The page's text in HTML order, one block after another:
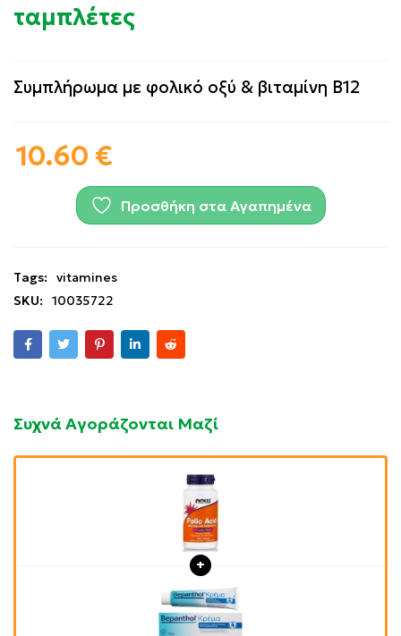
ταμπλέτες
Συμπλήρωμα με φολικό οξύ & βιταμίνη B12
10.60 €
Προσθήκη στα Αγαπημένα
Tags:
vitamines
SKU:
10035722
Συχνά Αγοράζονται Μαζί